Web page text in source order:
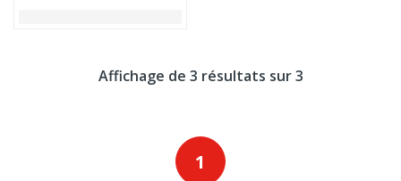
Affichage de 3 résultats sur 3
1